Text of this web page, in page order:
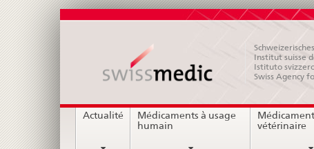
Institut suisse
Istituto
Swiss Agency
Navigation
Actualité
Médicaments à usage
humain
vétérinaire